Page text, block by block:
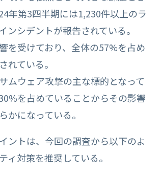
年第3四半期には1,230件以上のラ
ンシデントが報告されている。
を受けており、全体の57%を占め
れている。
ムウェア攻撃の主な標的となって
を占めていることからその影響
かになっている。
ントは、今回の調査から以下のよ
ィ対策を推奨している。